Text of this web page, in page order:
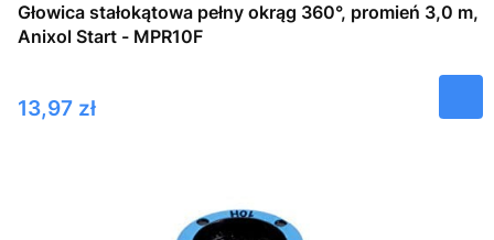
Głowica stałokątowa pełny okrąg 360°, promień 3,0 m,
Anixol Start - MPR10F
Cena
13,97 zł